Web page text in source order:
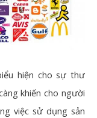
hiện cho sự thư
khiến cho người
việc sử dụng sản